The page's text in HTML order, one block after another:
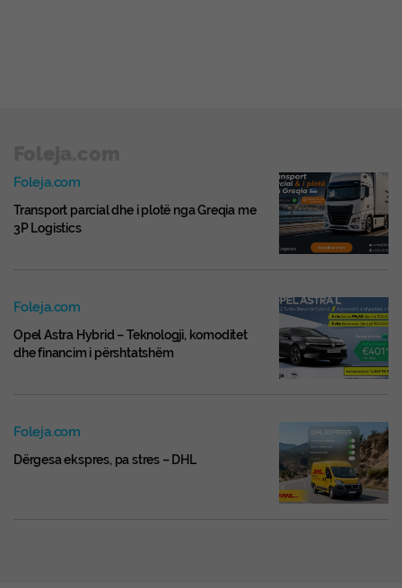
Foleja.com
Transport parcial dhe i plotë nga Greqia me
3P Logistics
Foleja.com
Opel Astra Hybrid – Teknologji, komoditet
dhe financim i përshtatshëm
Foleja.com
Dërgesa ekspres, pa stres – DHL